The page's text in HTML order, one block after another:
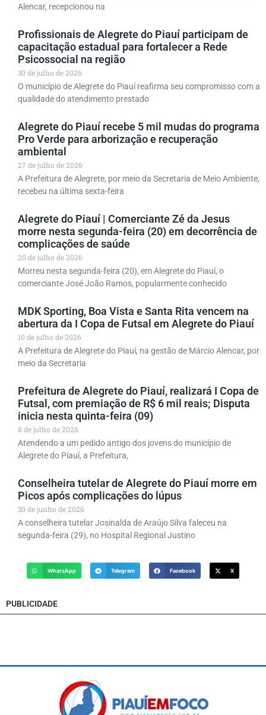
Alencar, recepcionou na
Profissionais de Alegrete do Piauí participam de
capacitação estadual para fortalecer a Rede
Psicossocial na região
30 de julho de 2026
O município de Alegrete do Piauí reafirma seu compromisso com a
qualidade do atendimento prestado
Alegrete do Piauí recebe 5 mil mudas do programa
Pro Verde para arborização e recuperação
ambiental
27 de julho de 2026
A Prefeitura de Alegrete, por meio da Secretaria de Meio Ambiente,
recebeu na última sexta-feira
Alegrete do Piauí | Comerciante Zé da Jesus
morre nesta segunda-feira (20) em decorrência de
complicações de saúde
20 de julho de 2026
Morreu nesta segunda-feira (20), em Alegrete do Piauí, o
comerciante José João Ramos, popularmente conhecido
MDK Sporting, Boa Vista e Santa Rita vencem na
abertura da I Copa de Futsal em Alegrete do Piauí
10 de julho de 2026
A Prefeitura de Alegrete do Piauí, na gestão de Márcio Alencar, por
meio da Secretaria
Prefeitura de Alegrete do Piauí, realizará I Copa de
Futsal, com premiação de R$ 6 mil reais; Disputa
inicia nesta quinta-feira (09)
8 de julho de 2026
Atendendo a um pedido antigo dos jovens do município de
Alegrete do Piauí, a Prefeitura,
Conselheira tutelar de Alegrete do Piauí morre em
Picos após complicações do lúpus
30 de junho de 2026
A conselheira tutelar Josinalda de Araújo Silva faleceu na
segunda-feira (29), no Hospital Regional Justino
WhatsApp Telegram Facebook X
PUBLICIDADE